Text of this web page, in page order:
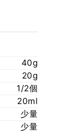
40g
20g
1/2個
20ml
少量
少量